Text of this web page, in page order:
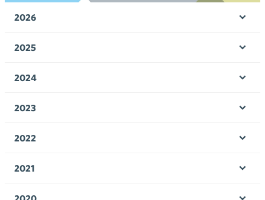
2026
2025
2024
2023
2022
2021